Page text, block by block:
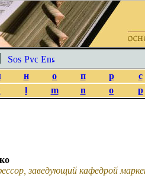
н о п р с
l m n o p
заведующий кафедрой